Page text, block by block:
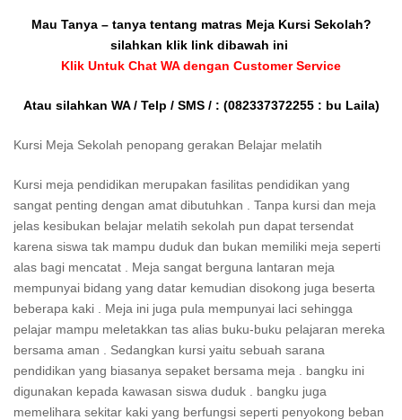
Mau Tanya – tanya tentang matras Meja Kursi Sekolah?
silahkan klik link dibawah ini
Klik Untuk Chat WA dengan Customer Service
Atau silahkan WA / Telp / SMS / : (082337372255 : bu Laila)
Kursi Meja Sekolah penopang gerakan Belajar melatih
Kursi meja pendidikan merupakan fasilitas pendidikan yang
sangat penting dengan amat dibutuhkan . Tanpa kursi dan meja
jelas kesibukan belajar melatih sekolah pun dapat tersendat
karena siswa tak mampu duduk dan bukan memiliki meja seperti
alas bagi mencatat . Meja sangat berguna lantaran meja
mempunyai bidang yang datar kemudian disokong juga beserta
beberapa kaki . Meja ini juga pula mempunyai laci sehingga
pelajar mampu meletakkan tas alias buku-buku pelajaran mereka
bersama aman . Sedangkan kursi yaitu sebuah sarana
pendidikan yang biasanya sepaket bersama meja . bangku ini
digunakan kepada kawasan siswa duduk . bangku juga
memelihara sekitar kaki yang berfungsi seperti penyokong beban